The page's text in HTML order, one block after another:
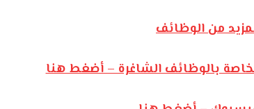
من الوظائف
بالوظائف الشاغرة – أضغط هنا